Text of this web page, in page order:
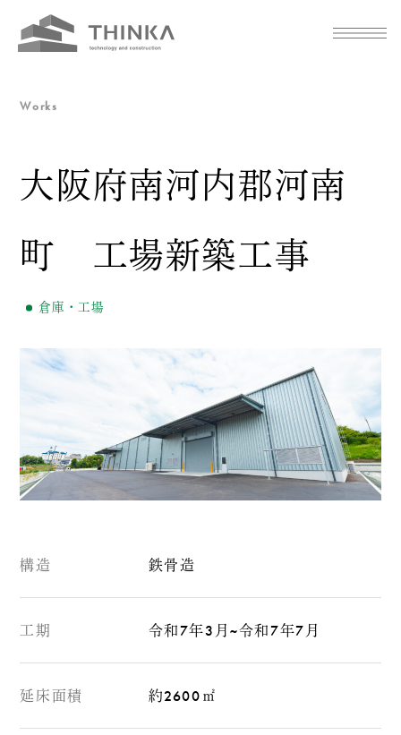
Works
大阪府南河内郡河南
町 工場新築工事
倉庫・工場
構造 鉄骨造
工期 令和7年3月~令和7年7月
延床面積 約2600㎡